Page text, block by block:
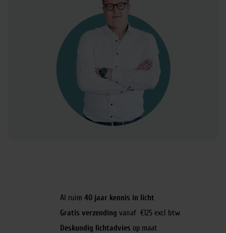
Al ruim 40 jaar kennis in licht
Gratis verzending vanaf €125 excl btw
Deskundig lichtadvies op maat